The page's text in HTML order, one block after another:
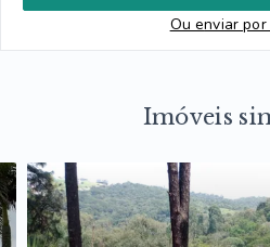
Ou enviar
Imóveis